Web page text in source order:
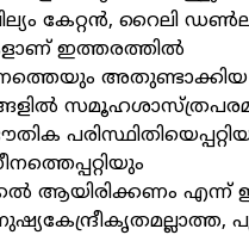
കേറ്റൻ, റൈലി
ഇത്തരത്തിൽ
അതുണ്ടാക്കിയ
ആയിരിക്കണം എന്ന്